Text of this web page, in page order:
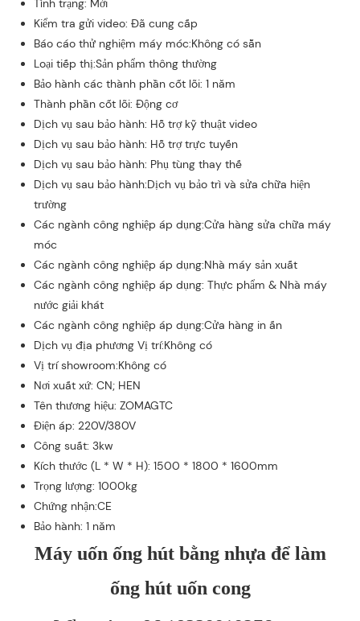
Tình trạng: Mới
Kiểm tra gửi video: Đã cung cấp
Báo cáo thử nghiệm máy móc:Không có sẵn
Loại tiếp thị:Sản phẩm thông thường
Bảo hành các thành phần cốt lõi: 1 năm
Thành phần cốt lõi: Động cơ
Dịch vụ sau bảo hành: Hỗ trợ kỹ thuật video
Dịch vụ sau bảo hành: Hỗ trợ trực tuyến
Dịch vụ sau bảo hành: Phụ tùng thay thế
Dịch vụ sau bảo hành:Dịch vụ bảo trì và sửa chữa hiện
trường
Các ngành công nghiệp áp dụng:Cửa hàng sửa chữa máy
móc
Các ngành công nghiệp áp dụng:Nhà máy sản xuất
Các ngành công nghiệp áp dụng: Thực phẩm & Nhà máy
nước giải khát
Các ngành công nghiệp áp dụng:Cửa hàng in ấn
Dịch vụ địa phương Vị trí:Không có
Vị trí showroom:Không có
Nơi xuất xứ: CN; HEN
Tên thương hiệu: ZOMAGTC
Điện áp: 220V/380V
Công suất: 3kw
Kích thước (L * W * H): 1500 * 1800 * 1600mm
Trọng lượng: 1000kg
Chứng nhận:CE
Bảo hành: 1 năm
Máy uốn ống hút bằng nhựa để làm
ống hút uốn cong